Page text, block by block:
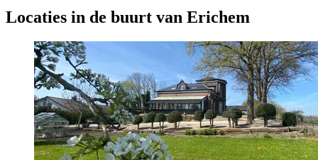
Locaties in de buurt van Erichem